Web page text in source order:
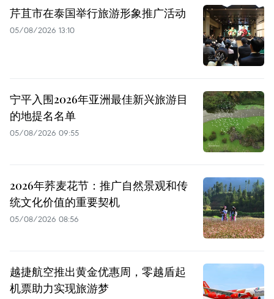
芹苴市在泰国举行旅游形象推广活动
05/08/2026 13:10
宁平入围2026年亚洲最佳新兴旅游目
的地提名名单
05/08/2026 09:55
2026年荞麦花节：推广自然景观和传
统文化价值的重要契机
05/08/2026 08:56
越捷航空推出黄金优惠周，零越盾起
机票助力实现旅游梦